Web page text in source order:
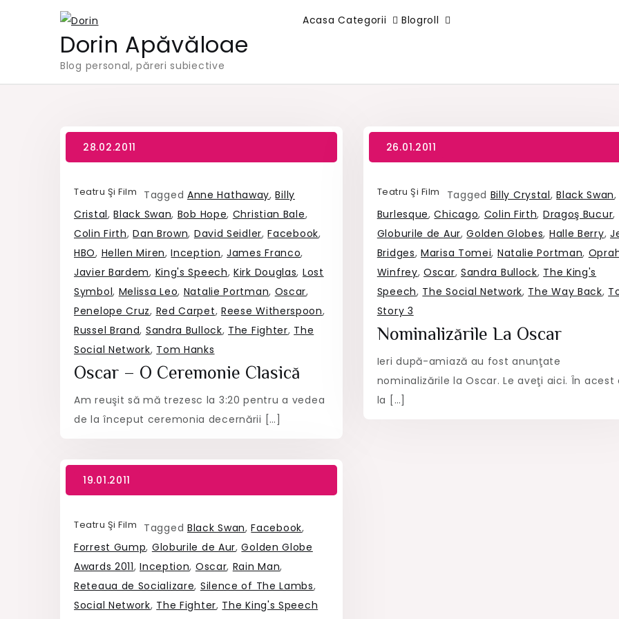
Dorin Apăvăloae
Blog personal, păreri subiective
Acasa Categorii Blogroll
Teatru Şi Film Tagged Anne Hathaway,Billy
Cristal,Black Swan, Bob Hope, Christian Bale,
Colin Firth,Dan Brown, David Seidler,Facebook,
HBO, Hellen Miren,Inception,James Franco,
Javier Bardem, King's Speech,Kirk Douglas, Lost
Symbol, Melissa Leo, Natalie Portman, Oscar,
Penelope Cruz, Red Carpet, Reese Witherspoon,
Russel Brand, Sandra Bullock, The Fighter, The
Social Network, Tom Hanks
Oscar – O Ceremonie Clasică
Am reuşit să mă trezesc la 3:20 pentru a vedea
de la început ceremonia decernării […]
Teatru Şi Film Tagged Billy Crystal,Black Swan,
Burlesque,Chicago, Colin Firth, Dragoş Bucur,
Globurile de Aur,Golden Globes, Halle Berry,
Bridges,Marisa Tomei, Natalie Portman,
Winfrey,Oscar, Sandra Bullock, The King's
Speech, The Social Network, The Way Back,
Story 3
Nominalizările La Oscar
Ieri după-amiază au fost anunţate
nominalizările la Oscar. Le aveţi aici. În acest
la […]
Teatru Şi Film Tagged Black Swan,Facebook,
Forrest Gump, Globurile de Aur,Golden Globe
Awards 2011,Inception, Oscar, Rain Man,
Reteaua de Socializare, Silence of The Lambs,
Social Network, The Fighter, The King's Speech